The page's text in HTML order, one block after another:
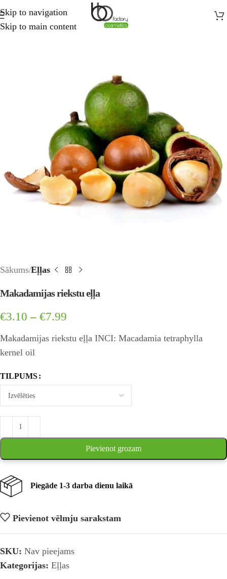
Skip to navigation
Skip to main content
Sākums Eļļas
Makadamijas riekstu eļļa
€3.10 – €7.99
Makadamijas riekstu eļļa INCI: Macadamia tetraphylla
kernel oil
TILPUMS
Pievienot grozam
Piegāde 1-3 darba dienu laikā
Pievienot vēlmju sarakstam
SKU: Nav pieejams
Kategorijas: Eļļas